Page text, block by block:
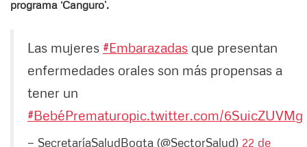
programa ‘Canguro’.
Las mujeres #Embarazadas que presentan
enfermedades orales son más propensas a
tener un
#BebéPrematuropic.twitter.com/6SuicZUVMg
— SecretaríaSaludBogta (@SectorSalud) 22 de